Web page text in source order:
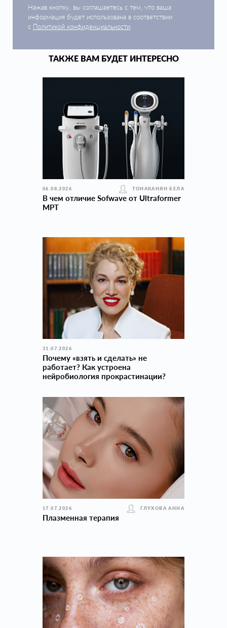
Нажав кнопку, вы соглашаетесь с тем, что ваша
информация будет использована в соответствии
с Политикой конфиденциальности
ТАКЖЕ ВАМ БУДЕТ ИНТЕРЕСНО
06.08.2026 ТОНАКАНЯН БЕЛА
В чем отличие Sofwave от Ultraformer
MPT
31.07.2026
Почему «взять и сделать» не
работает? Как устроена
нейробиология прокраcтинации?
17.07.2026 ГЛУХОВА АННА
Плазменная терапия